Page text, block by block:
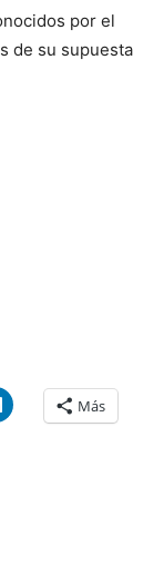
por el
de su supuesta
Más